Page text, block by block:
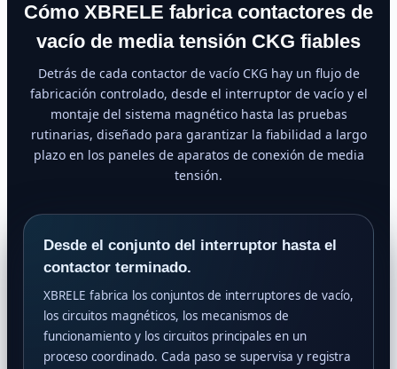
Cómo XBRELE fabrica contactores de
vacío de media tensión CKG fiables
Detrás de cada contactor de vacío CKG hay un flujo de
fabricación controlado, desde el interruptor de vacío y el
montaje del sistema magnético hasta las pruebas
rutinarias, diseñado para garantizar la fiabilidad a largo
plazo en los paneles de aparatos de conexión de media
tensión.
Desde el conjunto del interruptor hasta el
contactor terminado.
XBRELE fabrica los conjuntos de interruptores de vacío,
los circuitos magnéticos, los mecanismos de
funcionamiento y los circuitos principales en un
proceso coordinado. Cada paso se supervisa y registra